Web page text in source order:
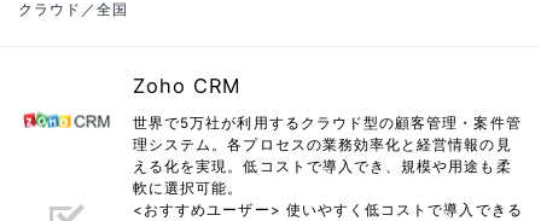
クラウド／全国
Zoho CRM
世界で5万社が利用するクラウド型の顧客管理・案件管
理システム。各プロセスの業務効率化と経営情報の見
える化を実現。低コストで導入でき、規模や用途も柔
軟に選択可能。
<おすすめユーザー> 使いやすく低コストで導入できる